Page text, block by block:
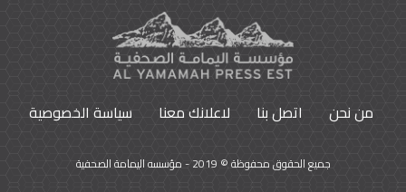
من نحن اتصل بنا لاعلانك معنا سياسة الخصوصية
جميع الحقوق محفوظة © 2019 - مؤسسه اليمامة الصحفية